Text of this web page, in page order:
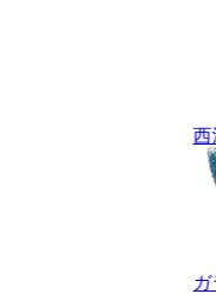
西